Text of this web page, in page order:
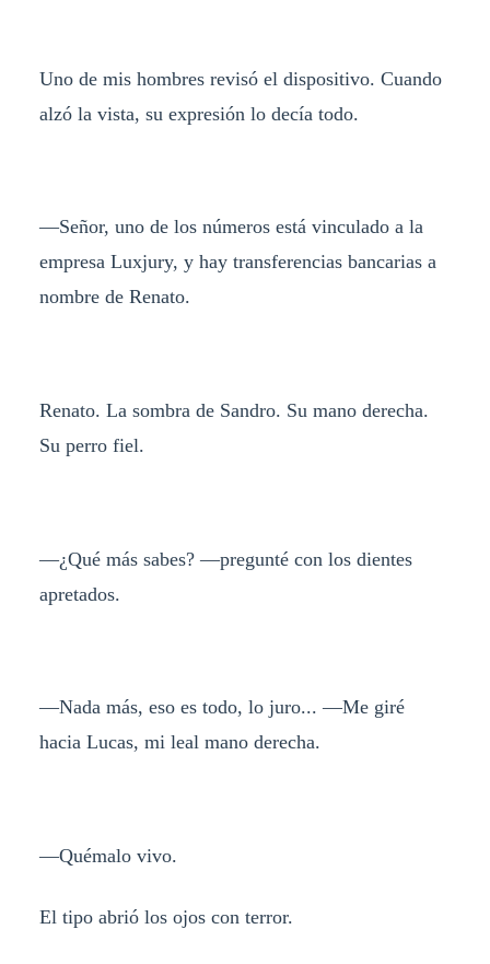
Uno de mis hombres revisó el dispositivo. Cuando
alzó la vista, su expresión lo decía todo.
—Señor, uno de los números está vinculado a la
empresa Luxjury, y hay transferencias bancarias a
nombre de Renato.
Renato. La sombra de Sandro. Su mano derecha.
Su perro fiel.
—¿Qué más sabes? —pregunté con los dientes
apretados.
—Nada más, eso es todo, lo juro... —Me giré
hacia Lucas, mi leal mano derecha.
—Quémalo vivo.
El tipo abrió los ojos con terror.